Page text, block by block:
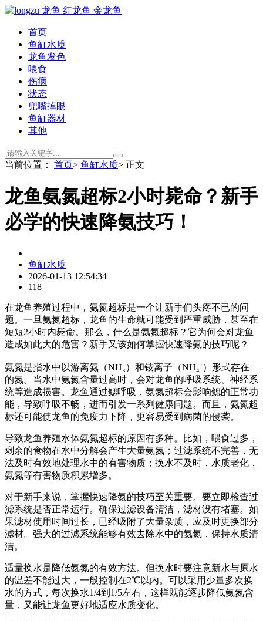
首页
鱼缸水质
龙鱼发色
喂食
伤病
状态
兜嘴掉眼
鱼缸器材
其他
当前位置： 首页> 鱼缸水质> 正文
龙鱼氨氮超标2小时毙命？新手
必学的快速降氨技巧！
鱼缸水质
2026-01-13 12:54:34
118
在龙鱼养殖过程中，氨氮超标是一个让新手们头疼不已的问
题。一旦氨氮超标，龙鱼的生命就可能受到严重威胁，甚至在
短短2小时内毙命。那么，什么是氨氮超标？它为何会对龙鱼
造成如此大的危害？新手又该如何掌握快速降氨的技巧呢？
氨氮是指水中以游离氨（NH₃）和铵离子（NH₄⁺）形式存在
的氮。当水中氨氮含量过高时，会对龙鱼的呼吸系统、神经系
统等造成损害。龙鱼通过鳃呼吸，氨氮超标会影响鳃的正常功
能，导致呼吸不畅，进而引发一系列健康问题。而且，氨氮超
标还可能使龙鱼的免疫力下降，更容易受到病菌的侵袭。
导致龙鱼养殖水体氨氮超标的原因有多种。比如，喂食过多，
剩余的食物在水中分解会产生大量氨氮；过滤系统不完善，无
法及时有效地处理水中的有害物质；换水不及时，水质老化，
氨氮等有害物质积累增多。
对于新手来说，掌握快速降氨的技巧至关重要。要立即检查过
滤系统是否正常运行。确保过滤设备清洁，滤材没有堵塞。如
果滤材使用时间过长，已经吸附了大量杂质，应及时更换部分
滤材。强大的过滤系统能够有效去除水中的氨氮，保持水质清
洁。
适量换水是降低氨氮的有效方法。但换水时要注意新水与原水
的温差不能过大，一般控制在2℃以内。可以采用少量多次换
水的方式，每次换水1/4到1/5左右，这样既能逐步降低氨氮含
量，又能让龙鱼更好地适应水质变化。